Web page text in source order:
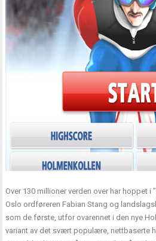
Over 130 millioner verden over har hoppet i
Oslo ordføreren Fabian Stang og
som de første, utfor ovarennet i den nye
variant av det svært populære, nettbaserte